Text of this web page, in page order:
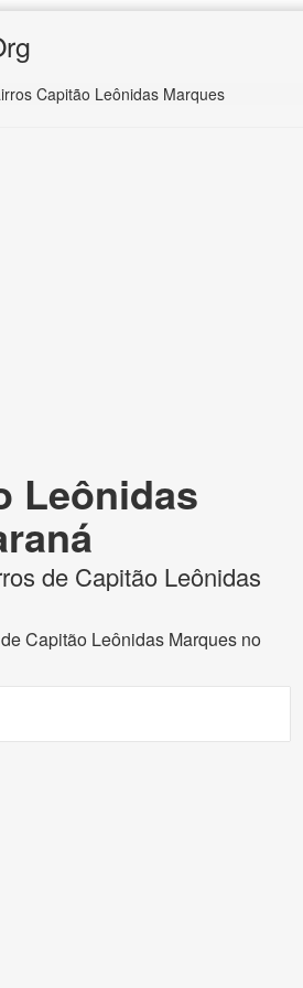
Capitão Leônidas Marques
Leônidas
de Capitão Leônidas
Capitão Leônidas Marques no